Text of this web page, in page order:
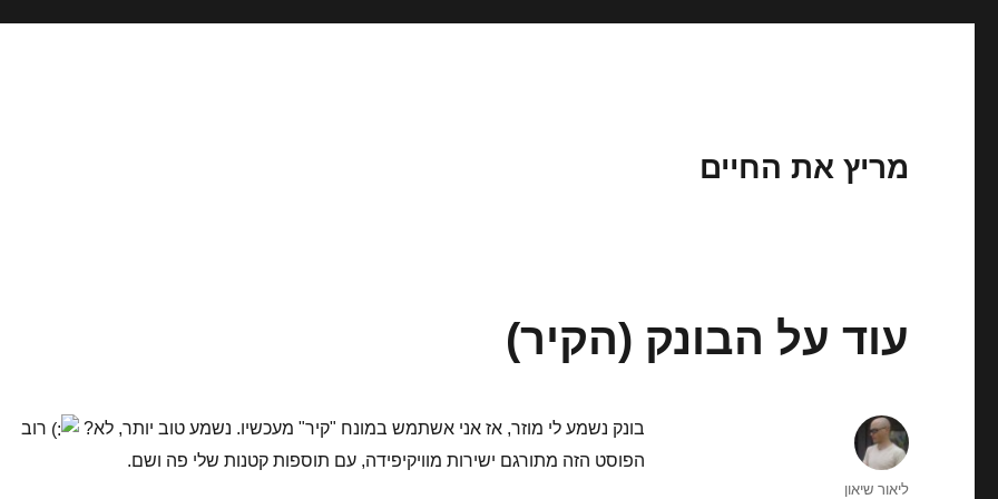
מריץ את החיים
עוד על הבונק (הקיר)
בונק נשמע לי מוזר, אז אני אשתמש במונח "קיר" מעכשיו. נשמע טוב יותר, לא?
רוב
הפוסט הזה מתורגם ישירות מוויקיפידה, עם תוספות קטנות שלי פה ושם.
מחבר
ליאור שיאון